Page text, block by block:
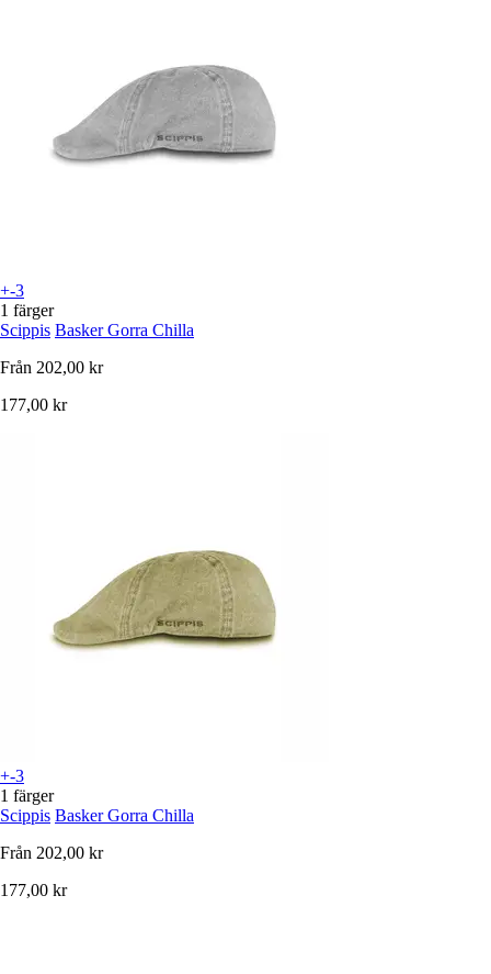
+-3
1 färger
Scippis Basker Gorra Chilla
Från 202,00 kr
177,00 kr
+-3
1 färger
Scippis Basker Gorra Chilla
Från 202,00 kr
177,00 kr